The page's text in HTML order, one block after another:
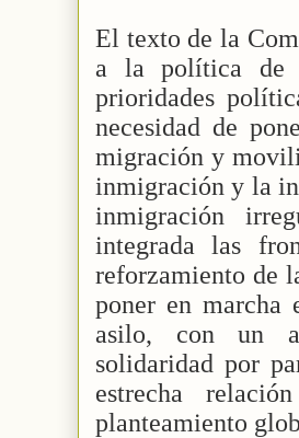
El texto de la
a la política de
prioridades
necesidad de
migración y
inmigración y la
inmigración
integrada las
reforzamiento de
poner en marcha
asilo, con un
solidaridad por
estrecha
planteamiento